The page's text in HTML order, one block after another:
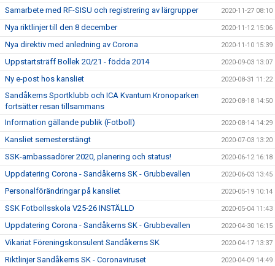
Samarbete med RF-SISU och registrering av lärgrupper 2020-11-27 08:10
Nya riktlinjer till den 8 december 2020-11-12 15:06
Nya direktiv med anledning av Corona 2020-11-10 15:39
Uppstartsträff Bollek 20/21 - födda 2014 2020-09-03 13:07
Ny e-post hos kansliet 2020-08-31 11:22
Sandåkerns Sportklubb och ICA Kvantum Kronoparken
fortsätter resan tillsammans
2020-08-18 14:50
Information gällande publik (Fotboll) 2020-08-14 14:29
Kansliet semesterstängt 2020-07-03 13:20
SSK-ambassadörer 2020, planering och status! 2020-06-12 16:18
Uppdatering Corona - Sandåkerns SK - Grubbevallen 2020-06-03 13:45
Personalförändringar på kansliet 2020-05-19 10:14
SSK Fotbollsskola V25-26 INSTÄLLD 2020-05-04 11:43
Uppdatering Corona - Sandåkerns SK - Grubbevallen 2020-04-30 16:15
Vikariat Föreningskonsulent Sandåkerns SK 2020-04-17 13:37
Riktlinjer Sandåkerns SK - Coronaviruset 2020-04-09 14:49